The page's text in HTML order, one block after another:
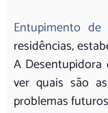
Entupimento de
residências,
A Desentupidora
ver quais são
problemas